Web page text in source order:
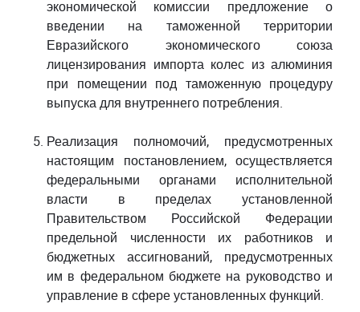
экономической комиссии предложение о
введении на таможенной территории
Евразийского экономического союза
лицензирования импорта колес из алюминия
при помещении под таможенную процедуру
выпуска для внутреннего потребления.
Реализация полномочий, предусмотренных
настоящим постановлением, осуществляется
федеральными органами исполнительной
власти в пределах установленной
Правительством Российской Федерации
предельной численности их работников и
бюджетных ассигнований, предусмотренных
им в федеральном бюджете на руководство и
управление в сфере установленных функций.